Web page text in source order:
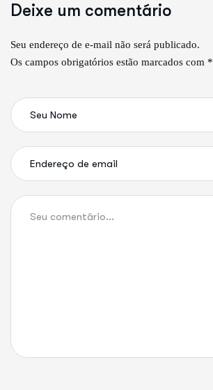
Deixe um comentário
Seu endereço de e-mail não será publicado.
Os campos obrigatórios estão marcados com *